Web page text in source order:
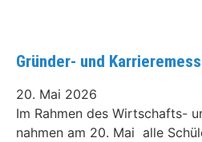
Gründer- und
20. Mai 2026
Im Rahmen des Wirtschafts-
nahmen am 20. Mai alle